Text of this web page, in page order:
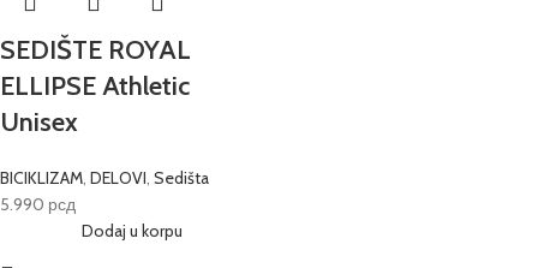
SEDIŠTE ROYAL
ELLIPSE Athletic
Unisex
BICIKLIZAM, DELOVI, Sedišta
5.990 рсд
Dodaj u korpu